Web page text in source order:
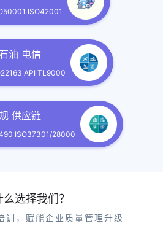
ISO42001
油 电信
API TL9000
供应链
ISO37301/28000
么选择我们？
训，赋能企业质量管理升级